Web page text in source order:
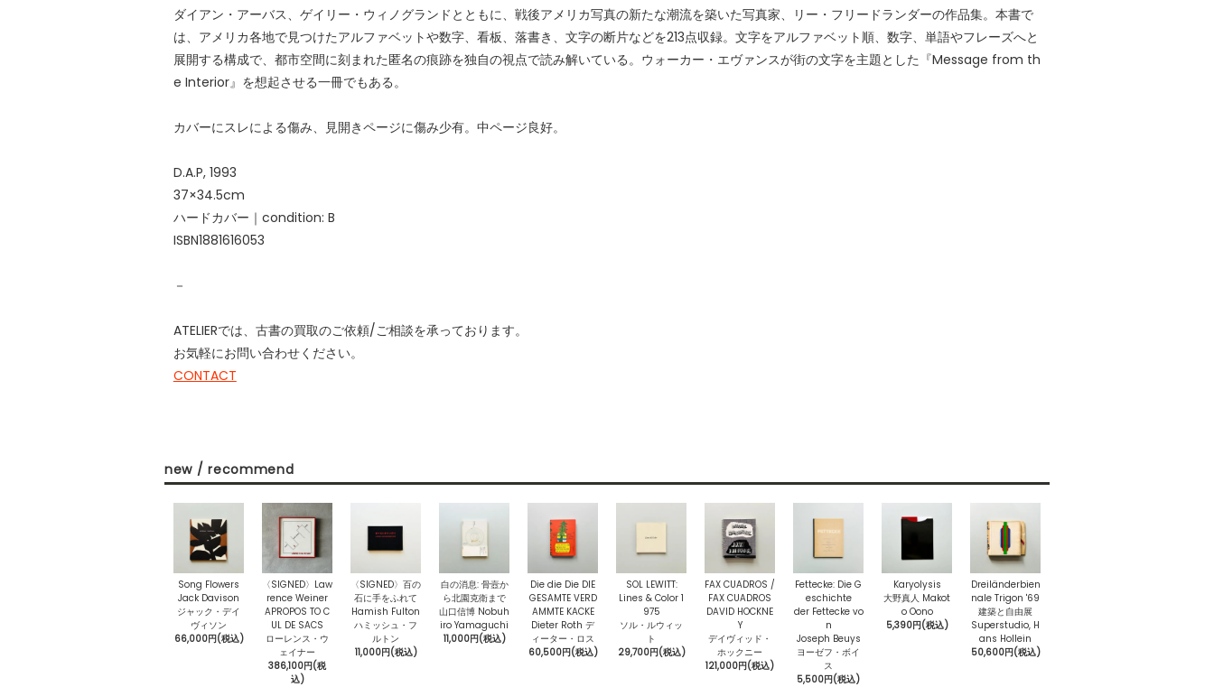
ダイアン・アーバス、ゲイリー・ウィノグランドとともに、戦後アメリカ写真の新たな潮流を築いた写真家、リー・フリードランダーの作品集。本書で
は、アメリカ各地で見つけたアルファベットや数字、看板、落書き、文字の断片などを213点収録。文字をアルファベット順、数字、単語やフレーズへと
展開する構成で、都市空間に刻まれた匿名の痕跡を独自の視点で読み解いている。ウォーカー・エヴァンスが街の文字を主題とした『Message from th
e Interior』を想起させる一冊でもある。
カバーにスレによる傷み、見開きページに傷み少有。中ページ良好。
D.A.P, 1993
37×34.5cm
ハードカバー｜condition: B
ISBN1881616053
－
ATELIERでは、古書の買取のご依頼/ご相談を承っております。
お気軽にお問い合わせください。
CONTACT
new / recommend
Song Flowers
Jack Davison
ジャック・デイ
ヴィソン
66,000円(税込)
〈SIGNED〉Law
rence Weiner
APROPOS TO C
UL DE SACS
ローレンス・ウ
ェイナー
386,100円(税
込)
〈SIGNED〉百の
石に手をふれて
Hamish Fulton
ハミッシュ・フ
ルトン
11,000円(税込)
白の消息: 骨壼か
ら北園克衛まで
山口信博 Nobuh
iro Yamaguchi
11,000円(税込)
Die die Die DIE
GESAMTE VERD
AMMTE KACKE
Dieter Roth デ
ィーター・ロス
60,500円(税込)
SOL LEWITT:
Lines & Color 1
975
ソル・ルウィッ
ト
29,700円(税込)
FAX CUADROS /
FAX CUADROS
DAVID HOCKNE
Y
デイヴィッド・
ホックニー
121,000円(税込)
Fettecke: Die G
eschichte
der Fettecke vo
n
Joseph Beuys
ヨーゼフ・ボイ
ス
5,500円(税込)
Karyolysis
大野真人 Makot
o Oono
5,390円(税込)
Dreiländerbien
nale Trigon '69
建築と自由展
Superstudio, H
ans Hollein
50,600円(税込)